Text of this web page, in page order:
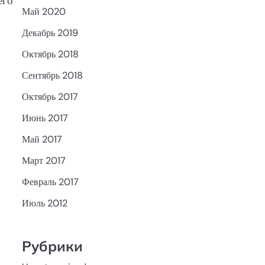
Май 2020
Декабрь 2019
Октябрь 2018
Сентябрь 2018
Октябрь 2017
Июнь 2017
Май 2017
Март 2017
Февраль 2017
Июль 2012
Рубрики